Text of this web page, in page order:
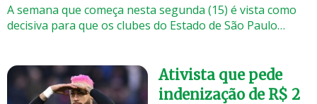
A semana que começa nesta segunda (15) é vista como
decisiva para que os clubes do Estado de São Paulo…
Ativista que pede
indenização de R$ 2